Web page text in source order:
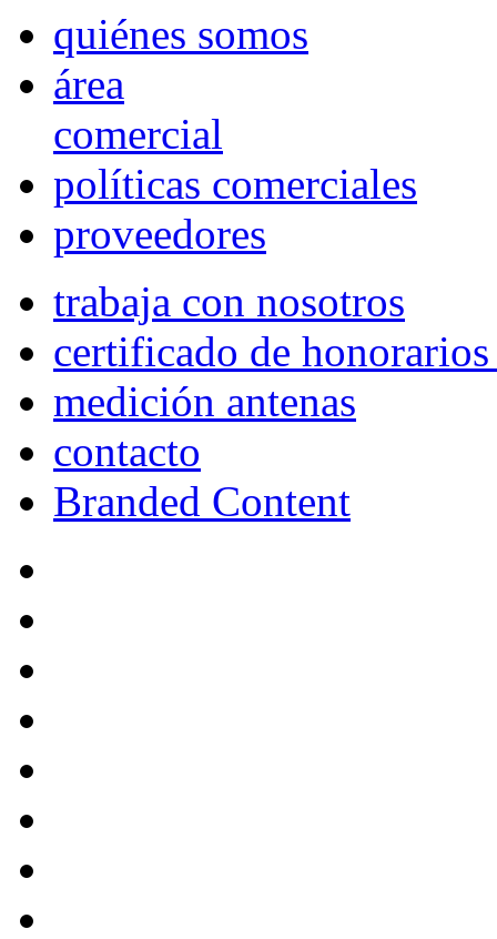
quiénes somos
área
comercial
políticas comerciales
proveedores
trabaja con nosotros
certificado de
medición antenas
contacto
Branded Content